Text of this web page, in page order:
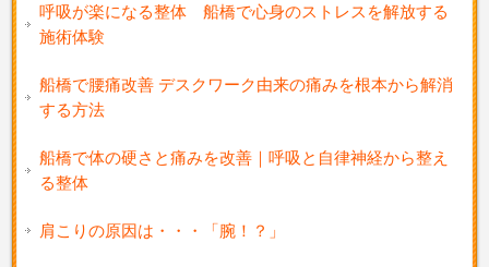
呼吸が楽になる整体 船橋で心身のストレスを解放する
施術体験
船橋で腰痛改善 デスクワーク由来の痛みを根本から解消
する方法
船橋で体の硬さと痛みを改善｜呼吸と自律神経から整え
る整体
肩こりの原因は・・・「腕！？」